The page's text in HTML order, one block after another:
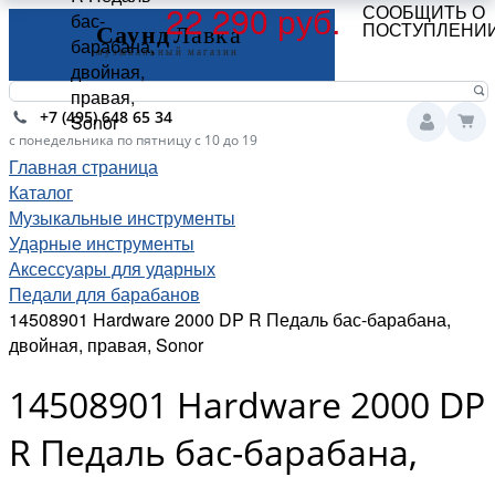
+7 (495) 648 65 34
с понедельника по пятницу с 10 до 19
Главная страница
Каталог
Музыкальные инструменты
Ударные инструменты
Аксессуары для ударных
Педали для барабанов
14508901 Hardware 2000 DP R Педаль бас-барабана,
двойная, правая, Sonor
14508901 Hardware 2000 DP
R Педаль бас-барабана,
бас-
барабана,
двойная,
правая,
Sonor
22 290 руб. СООБЩИТЬ О